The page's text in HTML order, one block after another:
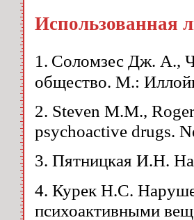
Использованная
1. Соломзес Дж. А.,
общество. М.:
2. Steven M.M.,
psychoactive drugs.
3. Пятницкая И.Н.
4. Курек Н.С.
психоактивными